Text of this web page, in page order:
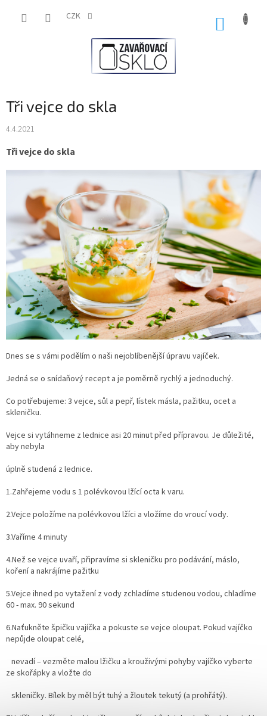
CZK
Tři vejce do skla
4.4.2021
Tři vejce do skla
Dnes se s vámi podělím o naši nejoblíbenější úpravu vajíček.
Jedná se o snídaňový recept a je poměrně rychlý a jednoduchý.
Co potřebujeme: 3 vejce, sůl a pepř, lístek másla, pažitku, ocet a
skleničku.
Vejce si vytáhneme z lednice asi 20 minut před přípravou. Je důležité,
aby nebyla
úplně studená z lednice.
1.Zahřejeme vodu s 1 polévkovou lžící octa k varu.
2.Vejce položíme na polévkovou lžíci a vložíme do vroucí vody.
3.Vaříme 4 minuty
4.Než se vejce uvaří, připravíme si skleničku pro podávání, máslo,
koření a nakrájíme pažitku
5.Vejce ihned po vytažení z vody zchladíme studenou vodou, chladíme
60 - max. 90 sekund
6.Naťukněte špičku vajíčka a pokuste se vejce oloupat. Pokud vajíčko
nepůjde oloupat celé,
nevadí – vezměte malou lžičku a krouživými pohyby vajíčko vyberte
ze skořápky a vložte do
skleničky. Bílek by měl být tuhý a žloutek tekutý (a prohřátý).